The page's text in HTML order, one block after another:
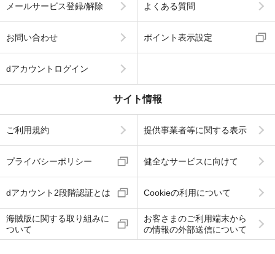
メールサービス登録/解除 よくある質問
お問い合わせ ポイント表示設定
dアカウントログイン
サイト情報
ご利用規約 提供事業者等に関する表示
プライバシーポリシー 健全なサービスに向けて
dアカウント2段階認証とは Cookieの利用について
海賊版に関する取り組みに
ついて
お客さまのご利用端末から
の情報の外部送信について